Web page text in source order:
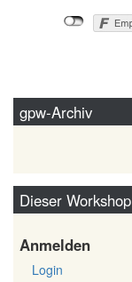
gpw-Archiv
Dieser Workshop
Anmelden
Login